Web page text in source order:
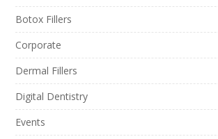
Botox Fillers
Corporate
Dermal Fillers
Digital Dentistry
Events